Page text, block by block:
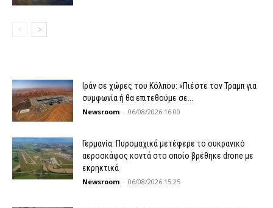
Ιράν σε χώρες του Κόλπου: «Πιέστε τον Τραμπ για
συμφωνία ή θα επιτεθούμε σε...
Newsroom - 06/08/2026 16:00
Γερμανία: Πυρομαχικά μετέφερε το ουκρανικό
αεροσκάφος κοντά στο οποίο βρέθηκε drone με
εκρηκτικά
Newsroom - 06/08/2026 15:25